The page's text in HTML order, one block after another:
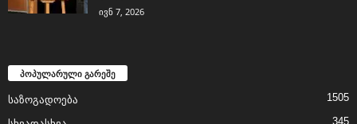
ივნ 7, 2026
პოპულარული გარეშე
საზოგადოება 1505
345